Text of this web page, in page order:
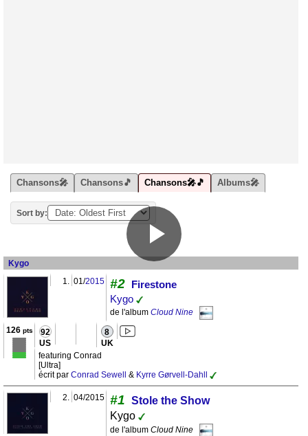
Chansons🎤 Chansons🎵 Chansons🎤🎵 Albums🎤
Sort by:
Kygo
1. 01/2015 #2 Firestone
Kygo
de l'album Cloud Nine
126pts 92
US
8
UK
featuring Conrad
[Ultra]
écrit par Conrad Sewell & Kyrre Gørvell-Dahll
2. 04/2015 #1 Stole the Show
Kygo
de l'album Cloud Nine